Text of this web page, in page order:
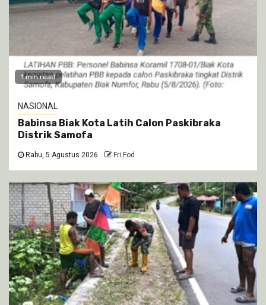
1 min read
NASIONAL
Babinsa Biak Kota Latih Calon Paskibraka
Distrik Samofa
Rabu, 5 Agustus 2026 Fri Fod